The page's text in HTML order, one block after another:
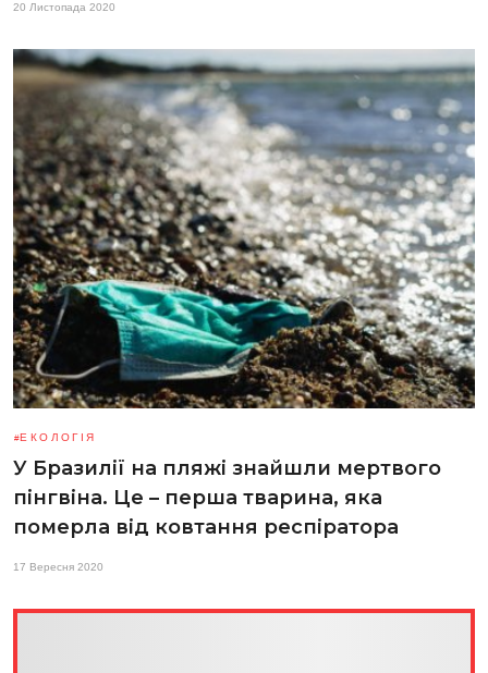
20 Листопада 2020
ЕКОЛОГІЯ
У Бразилії на пляжі знайшли мертвого
пінгвіна. Це – перша тварина, яка
померла від ковтання респіратора
17 Вересня 2020